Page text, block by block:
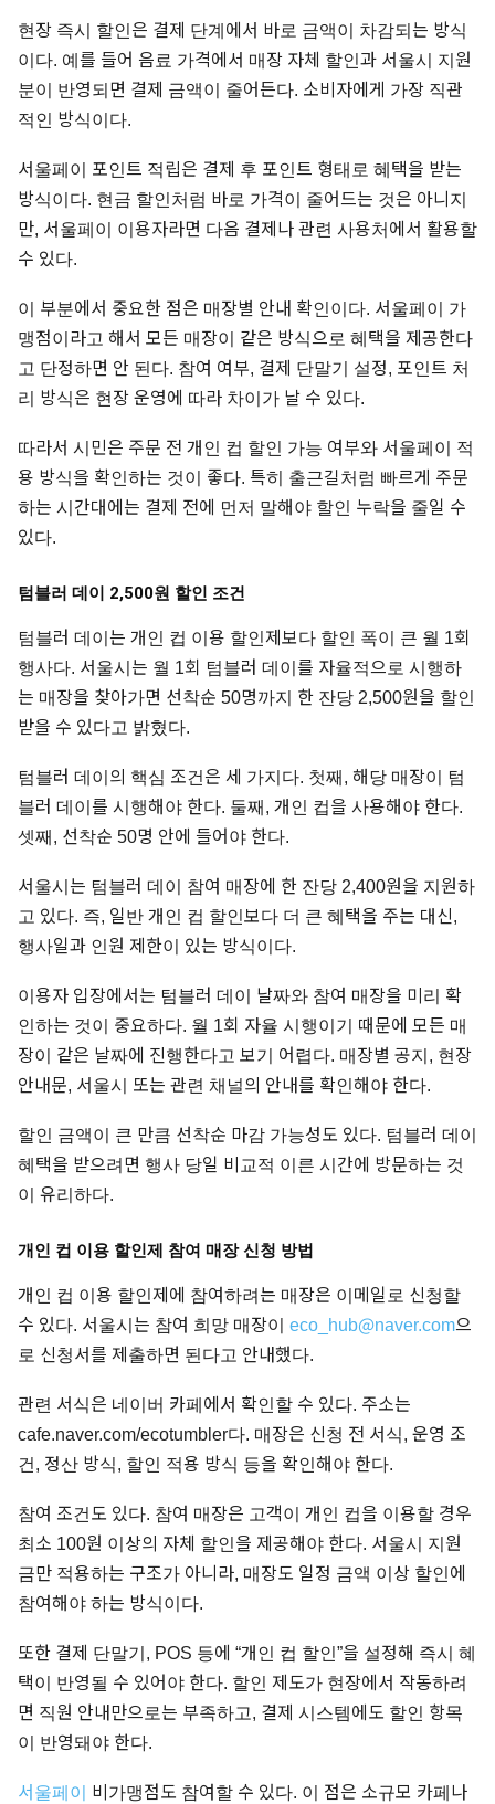
현장 즉시 할인은 결제 단계에서 바로 금액이 차감되는 방식
이다. 예를 들어 음료 가격에서 매장 자체 할인과 서울시 지원
분이 반영되면 결제 금액이 줄어든다. 소비자에게 가장 직관
적인 방식이다.
서울페이 포인트 적립은 결제 후 포인트 형태로 혜택을 받는
방식이다. 현금 할인처럼 바로 가격이 줄어드는 것은 아니지
만, 서울페이 이용자라면 다음 결제나 관련 사용처에서 활용할
수 있다.
이 부분에서 중요한 점은 매장별 안내 확인이다. 서울페이 가
맹점이라고 해서 모든 매장이 같은 방식으로 혜택을 제공한다
고 단정하면 안 된다. 참여 여부, 결제 단말기 설정, 포인트 처
리 방식은 현장 운영에 따라 차이가 날 수 있다.
따라서 시민은 주문 전 개인 컵 할인 가능 여부와 서울페이 적
용 방식을 확인하는 것이 좋다. 특히 출근길처럼 빠르게 주문
하는 시간대에는 결제 전에 먼저 말해야 할인 누락을 줄일 수
있다.
텀블러 데이 2,500원 할인 조건
텀블러 데이는 개인 컵 이용 할인제보다 할인 폭이 큰 월 1회
행사다. 서울시는 월 1회 텀블러 데이를 자율적으로 시행하
는 매장을 찾아가면 선착순 50명까지 한 잔당 2,500원을 할인
받을 수 있다고 밝혔다.
텀블러 데이의 핵심 조건은 세 가지다. 첫째, 해당 매장이 텀
블러 데이를 시행해야 한다. 둘째, 개인 컵을 사용해야 한다.
셋째, 선착순 50명 안에 들어야 한다.
서울시는 텀블러 데이 참여 매장에 한 잔당 2,400원을 지원하
고 있다. 즉, 일반 개인 컵 할인보다 더 큰 혜택을 주는 대신,
행사일과 인원 제한이 있는 방식이다.
이용자 입장에서는 텀블러 데이 날짜와 참여 매장을 미리 확
인하는 것이 중요하다. 월 1회 자율 시행이기 때문에 모든 매
장이 같은 날짜에 진행한다고 보기 어렵다. 매장별 공지, 현장
안내문, 서울시 또는 관련 채널의 안내를 확인해야 한다.
할인 금액이 큰 만큼 선착순 마감 가능성도 있다. 텀블러 데이
혜택을 받으려면 행사 당일 비교적 이른 시간에 방문하는 것
이 유리하다.
개인 컵 이용 할인제 참여 매장 신청 방법
개인 컵 이용 할인제에 참여하려는 매장은 이메일로 신청할
수 있다. 서울시는 참여 희망 매장이 eco_hub@naver.com으
로 신청서를 제출하면 된다고 안내했다.
관련 서식은 네이버 카페에서 확인할 수 있다. 주소는
cafe.naver.com/ecotumbler다. 매장은 신청 전 서식, 운영 조
건, 정산 방식, 할인 적용 방식 등을 확인해야 한다.
참여 조건도 있다. 참여 매장은 고객이 개인 컵을 이용할 경우
최소 100원 이상의 자체 할인을 제공해야 한다. 서울시 지원
금만 적용하는 구조가 아니라, 매장도 일정 금액 이상 할인에
참여해야 하는 방식이다.
또한 결제 단말기, POS 등에 “개인 컵 할인”을 설정해 즉시 혜
택이 반영될 수 있어야 한다. 할인 제도가 현장에서 작동하려
면 직원 안내만으로는 부족하고, 결제 시스템에도 할인 항목
이 반영돼야 한다.
서울페이
비가맹점도 참여할 수 있다. 이 점은 소규모 카페나